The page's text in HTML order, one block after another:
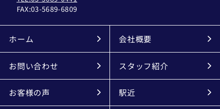
FAX:03-5689-6809
ホーム 会社概要
お問い合わせ スタッフ紹介
お客様の声 駅近